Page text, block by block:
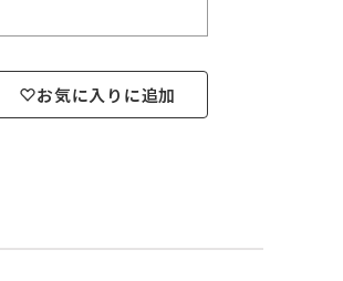
お気に入りに追加